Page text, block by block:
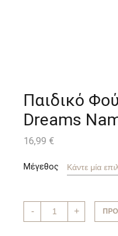
Παιδικό
Dreams
16,99 €
Μέγεθος
-
Παιδικό
Φούτερ
Ροζ
+